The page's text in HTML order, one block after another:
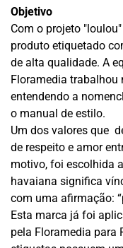
Objetivo
Com o projeto
produto etiquetado
de alta qualidade. A
Floramedia trabalhou
entendendo a
o manual de estilo.
Um dos valores que
de respeito e amor
motivo, foi escolhida
havaiana significa
com uma afirmação:
Esta marca já foi
pela Floramedia para